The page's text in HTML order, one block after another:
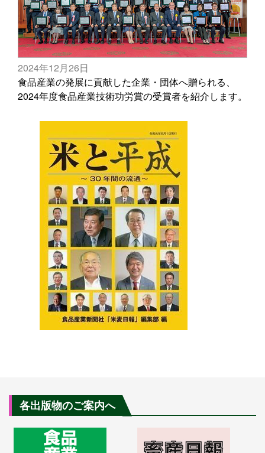
2024年12月26日
食品産業の発展に貢献した企業・団体へ贈られる、
2024年度食品産業技術功労賞の受賞者を紹介します。
各出版物のご案内へ